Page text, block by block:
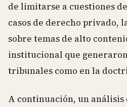
de limitarse a cuestiones
casos de derecho privado,
sobre temas de alto
institucional que
tribunales como en la
A continuación, un análisis